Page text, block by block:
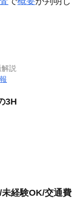
説
3H
経験OK/交通費